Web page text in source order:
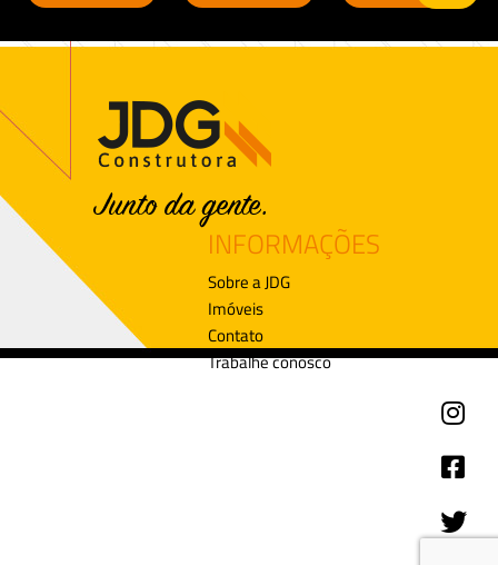
INFORMAÇÕES
Sobre a JDG
Imóveis
Contato
Trabalhe conosco